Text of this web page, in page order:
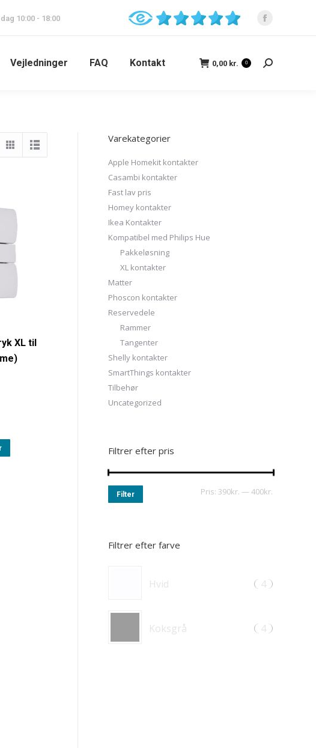
10:00 - 18:00
Vejledninger FAQ Kontakt 0,00 kr. 0
XL til
Varekategorier
Apple Homekit kontakter
Casambi kontakter
Fast lav pris
Homey kontakter
Ikea Kontakter
Kompatibel med Philips Hue
Pakkeløsning
XL kontakter
Matter
Phoscon kontakter
Reservedele
Rammer
Tangenter
Shelly kontakter
SmartThings kontakter
Tilbehør
Uncategorized
Filtrer efter pris
Filter Pris: 390kr. —400kr.
Filtrer efter farve
Hvid 4
Koksgrå 4